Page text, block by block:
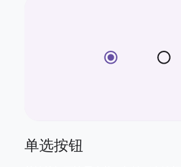
单选按钮